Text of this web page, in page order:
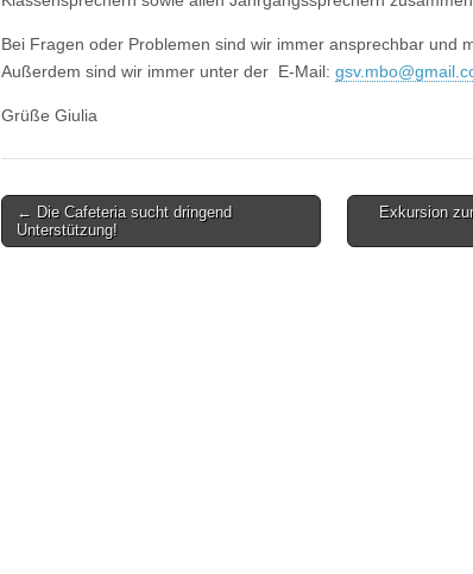
Bei Fragen oder Problemen sind wir immer ansprechbar und
Außerdem sind wir immer unter der E-Mail:
Grüße Giulia
Post
navigation
← Die Cafeteria sucht dringend
Unterstützung!
Exkursion